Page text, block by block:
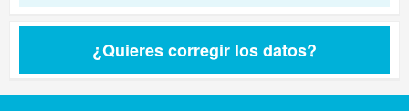
¿Quieres corregir los datos?